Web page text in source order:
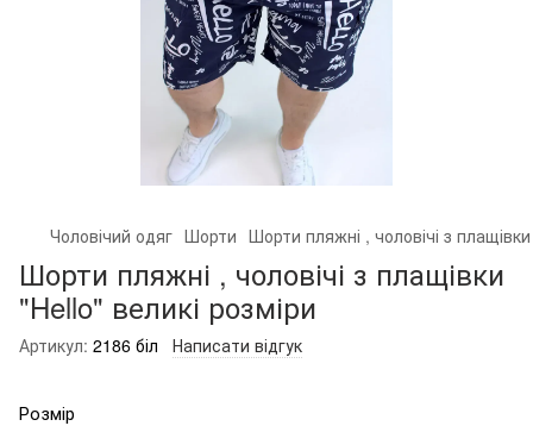
Чоловічий одяг Шорти Шорти пляжні , чоловічі з
Шорти пляжні , чоловічі з плащівки
"Hello" великі розміри
Артикул: 2186 біл Написати відгук
Розмір